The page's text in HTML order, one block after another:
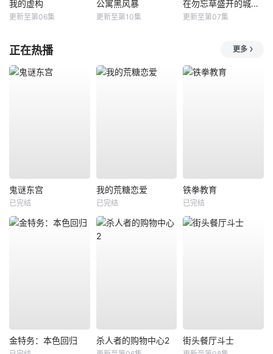
我的虚构
更新至第06集
公寓黑风暴
更新至第10集
在勿忘草盛开的城镇 ～安昙野诊疗记～
更新至第07集
正在热播 更多
鬼谜东宫
已完结
我的荒糖恋爱
已完结
铁拳教育
已完结
金特务：本色回归 杀人者的购物中心2 街头餐厅斗士